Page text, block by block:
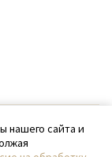
нашего сайта и